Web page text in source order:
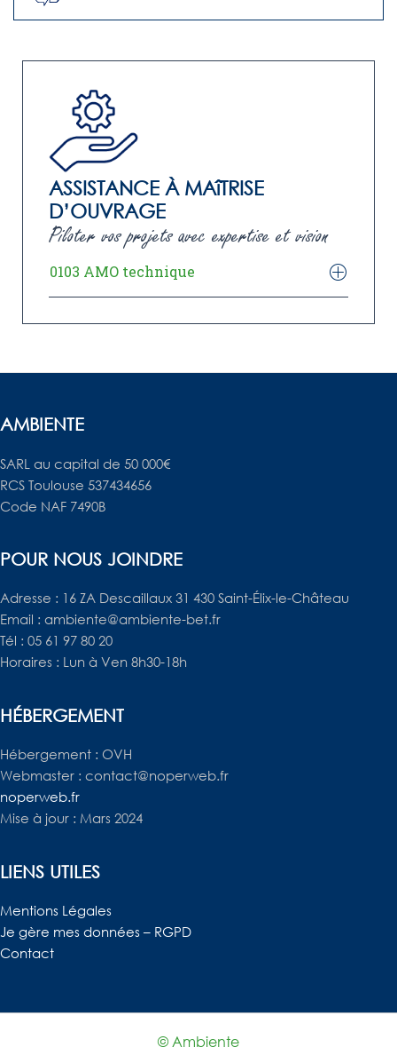
ASSISTANCE À MAîTRISE
D’OUVRAGE
Piloter vos projets avec expertise et vision
0103 AMO technique
AMBIENTE
SARL au capital de 50 000€
RCS Toulouse 537434656
Code NAF 7490B
POUR NOUS JOINDRE
Adresse : 16 ZA Descaillaux 31 430 Saint-Élix-le-Château
Email : ambiente@ambiente-bet.fr
Tél : 05 61 97 80 20
Horaires : Lun à Ven 8h30-18h
HÉBERGEMENT
Hébergement : OVH
Webmaster : contact@noperweb.fr
noperweb.fr
Mise à jour : Mars 2024
LIENS UTILES
Mentions Légales
Je gère mes données – RGPD
Contact
© Ambiente